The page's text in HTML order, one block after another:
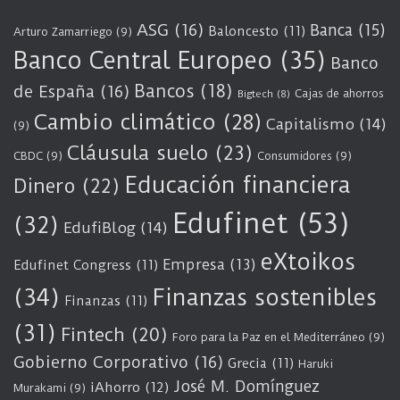
Arturo Zamarriego (9) ASG (16) Baloncesto (11) Banca (15)
Banco Central Europeo (35) Banco
de España (16) Bancos (18) Bigtech (8) Cajas de ahorros
(9) Cambio climático (28) Capitalismo (14)
CBDC (9) Cláusula suelo (23) Consumidores (9)
Dinero (22) Educación financiera
(32) EdufiBlog (14) Edufinet (53)
Edufinet Congress (11) Empresa (13) eXtoikos
(34) Finanzas (11) Finanzas sostenibles
(31) Fintech (20) Foro para la Paz en el Mediterráneo (9)
Gobierno Corporativo (16) Grecia (11) Haruki
Murakami (9) iAhorro (12) José M. Domínguez